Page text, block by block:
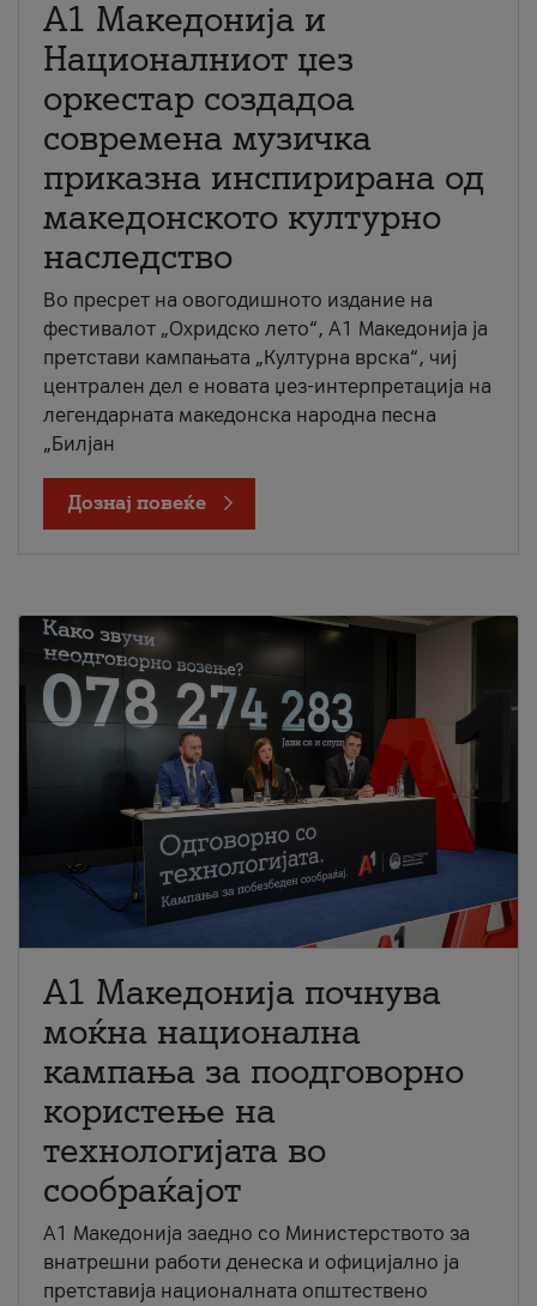
А1 Македонија и
Националниот џез
оркестар создадоа
современа музичка
приказна инспирирана од
македонското културно
наследство
Во пресрет на овогодишното издание на
фестивалот „Охридско лето“, А1 Македонија ја
претстави кампањата „Културна врска“, чиј
централен дел е новата џез-интерпретација на
легендарната македонска народна песна
„Билјан
Дознај повеќе
A1 Македонија почнува
моќна национална
кампања за поодговорно
користење на
технологијата во
сообраќајот
A1 Македонија заедно со Министерството за
внатрешни работи денеска и официјално ја
претставија националната општествено